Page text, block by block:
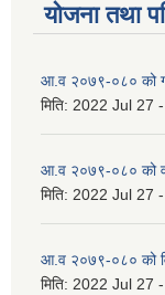
योजना तथा
आ.व २०७९-०८० को
मिति: 2022 Jul 27
आ.व २०७९-०८० को
मिति: 2022 Jul 27
आ.व २०७९-०८० को
मिति: 2022 Jul 27